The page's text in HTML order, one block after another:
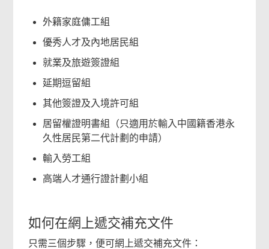
外籍家庭傭工組
優秀人才及內地居民組
就業及旅遊簽證組
延期逗留組
其他簽證及入境許可組
居留權證明書組（只適用於輸入中國籍香港永
久性居民第二代計劃的申請）
輸入勞工組
高端人才通行證計劃小組
如何在網上遞交補充文件
只需三個步驟，便可網上遞交補充文件：